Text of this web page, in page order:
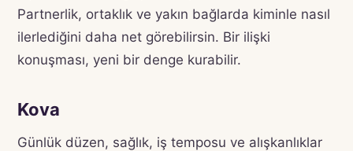
Partnerlik, ortaklık ve yakın bağlarda kiminle nasıl
ilerlediğini daha net görebilirsin. Bir ilişki
konuşması, yeni bir denge kurabilir.
Kova
Günlük düzen, sağlık, iş temposu ve alışkanlıklar